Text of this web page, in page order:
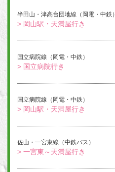
半田山・津高台団地線（岡電・中鉄）
> 岡山駅・天満屋行き
国立病院線（岡電・中鉄）
> 国立病院行き
国立病院線（岡電・中鉄）
> 岡山駅・天満屋行き
佐山・一宮東線（中鉄バス）
> 一宮東～天満屋行き